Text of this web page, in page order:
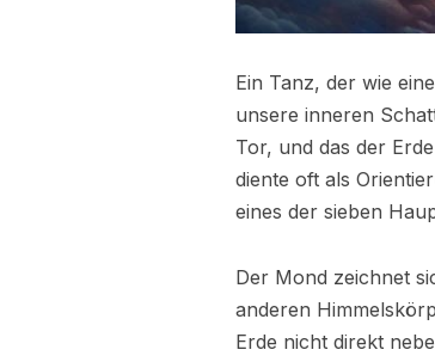
Ein Tanz, der wie
unsere inneren
Tor, und das der
diente oft als
eines der sieben
Der Mond zeichnet
anderen
Erde nicht direkt